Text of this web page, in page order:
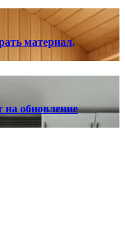
материал,
на обновление